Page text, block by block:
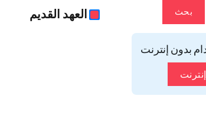
بحث العهد القديم
بدون إنترنت